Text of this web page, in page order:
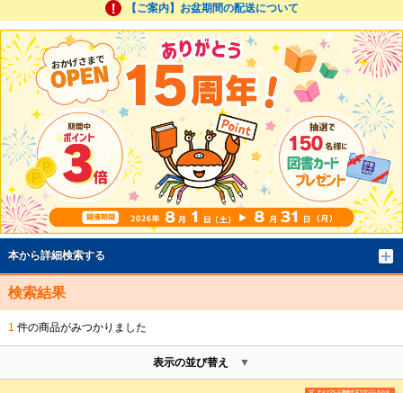
【ご案内】お盆期間の配送について
本から詳細検索する
検索結果
1 件の商品がみつかりました
表示の並び替え